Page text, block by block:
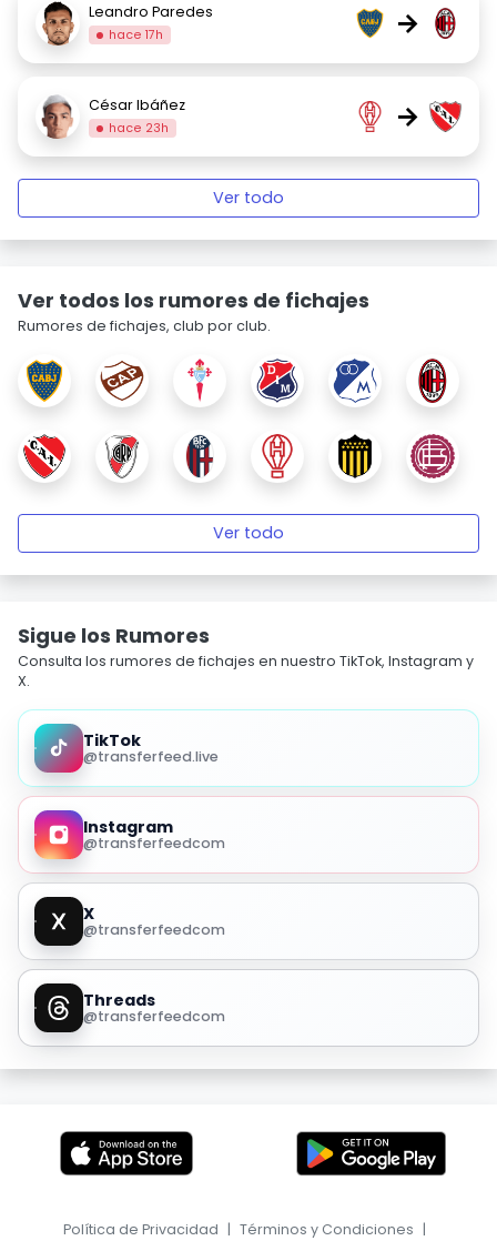
Leandro Paredes
hace 17h →
César Ibáñez
hace 23h →
Ver todo
Ver todos los rumores de fichajes
Rumores de fichajes, club por club.
Ver todo
Sigue los Rumores
Consulta los rumores de fichajes en nuestro TikTok, Instagram y
X.
TikTok
@transferfeed.live
Instagram
@transferfeedcom
X
@transferfeedcom
Threads
@transferfeedcom
Política de Privacidad | Términos y Condiciones |